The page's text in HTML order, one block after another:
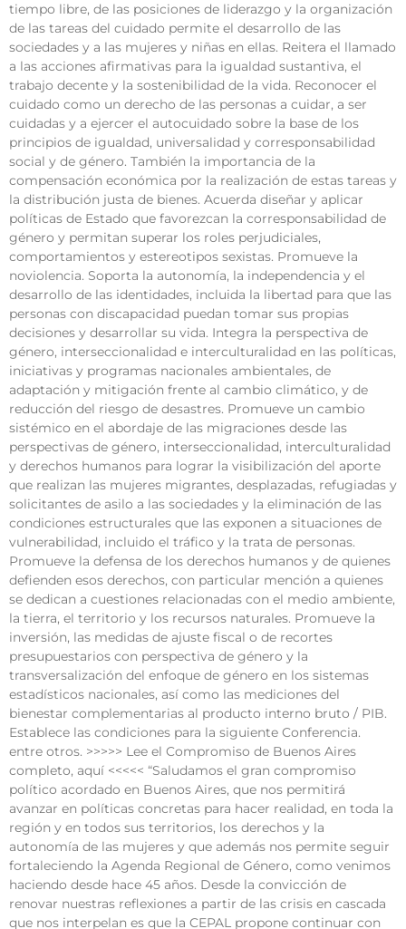
tiempo libre, de las posiciones de liderazgo y la organización
de las tareas del cuidado permite el desarrollo de las
sociedades y a las mujeres y niñas en ellas. Reitera el llamado
a las acciones afirmativas para la igualdad sustantiva, el
trabajo decente y la sostenibilidad de la vida. Reconocer el
cuidado como un derecho de las personas a cuidar, a ser
cuidadas y a ejercer el autocuidado sobre la base de los
principios de igualdad, universalidad y corresponsabilidad
social y de género. También la importancia de la
compensación económica por la realización de estas tareas y
la distribución justa de bienes. Acuerda diseñar y aplicar
políticas de Estado que favorezcan la corresponsabilidad de
género y permitan superar los roles perjudiciales,
comportamientos y estereotipos sexistas. Promueve la
noviolencia. Soporta la autonomía, la independencia y el
desarrollo de las identidades, incluida la libertad para que las
personas con discapacidad puedan tomar sus propias
decisiones y desarrollar su vida. Integra la perspectiva de
género, interseccionalidad e interculturalidad en las políticas,
iniciativas y programas nacionales ambientales, de
adaptación y mitigación frente al cambio climático, y de
reducción del riesgo de desastres. Promueve un cambio
sistémico en el abordaje de las migraciones desde las
perspectivas de género, interseccionalidad, interculturalidad
y derechos humanos para lograr la visibilización del aporte
que realizan las mujeres migrantes, desplazadas, refugiadas y
solicitantes de asilo a las sociedades y la eliminación de las
condiciones estructurales que las exponen a situaciones de
vulnerabilidad, incluido el tráfico y la trata de personas.
Promueve la defensa de los derechos humanos y de quienes
defienden esos derechos, con particular mención a quienes
se dedican a cuestiones relacionadas con el medio ambiente,
la tierra, el territorio y los recursos naturales. Promueve la
inversión, las medidas de ajuste fiscal o de recortes
presupuestarios con perspectiva de género y la
transversalización del enfoque de género en los sistemas
estadísticos nacionales, así como las mediciones del
bienestar complementarias al producto interno bruto / PIB.
Establece las condiciones para la siguiente Conferencia.
entre otros. >>>>> Lee el Compromiso de Buenos Aires
completo, aquí <<<<< “Saludamos el gran compromiso
político acordado en Buenos Aires, que nos permitirá
avanzar en políticas concretas para hacer realidad, en toda la
región y en todos sus territorios, los derechos y la
autonomía de las mujeres y que además nos permite seguir
fortaleciendo la Agenda Regional de Género, como venimos
haciendo desde hace 45 años. Desde la convicción de
renovar nuestras reflexiones a partir de las crisis en cascada
que nos interpelan es que la CEPAL propone continuar con